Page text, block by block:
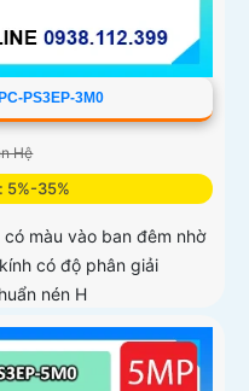
PS3EP-3M0
Hệ
5%-35%
màu vào ban đêm nhờ
có độ phân giải
nén H